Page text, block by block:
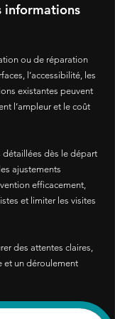
informations
ou de réparation
l’accessibilité, les
existantes peuvent
l’ampleur et le coût
dès le départ
ajustements
efficacement,
et limiter les visites
des attentes claires,
et un déroulement